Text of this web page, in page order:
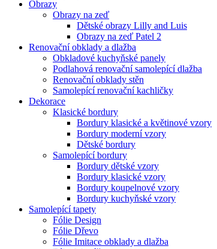
Obrazy
Obrazy na zeď
Dětské obrazy Lilly and Luis
Obrazy na zeď Patel 2
Renovační obklady a dlažba
Obkladové kuchyňské panely
Podlahová renovační samolepící dlažba
Renovační obklady stěn
Samolepící renovační kachličky
Dekorace
Klasické bordury
Bordury klasické a květinové vzory
Bordury moderní vzory
Dětské bordury
Samolepící bordury
Bordury dětské vzory
Bordury klasické vzory
Bordury koupelnové vzory
Bordury kuchyňské vzory
Samolepící tapety
Fólie Design
Fólie Dřevo
Fólie Imitace obklady a dlažba